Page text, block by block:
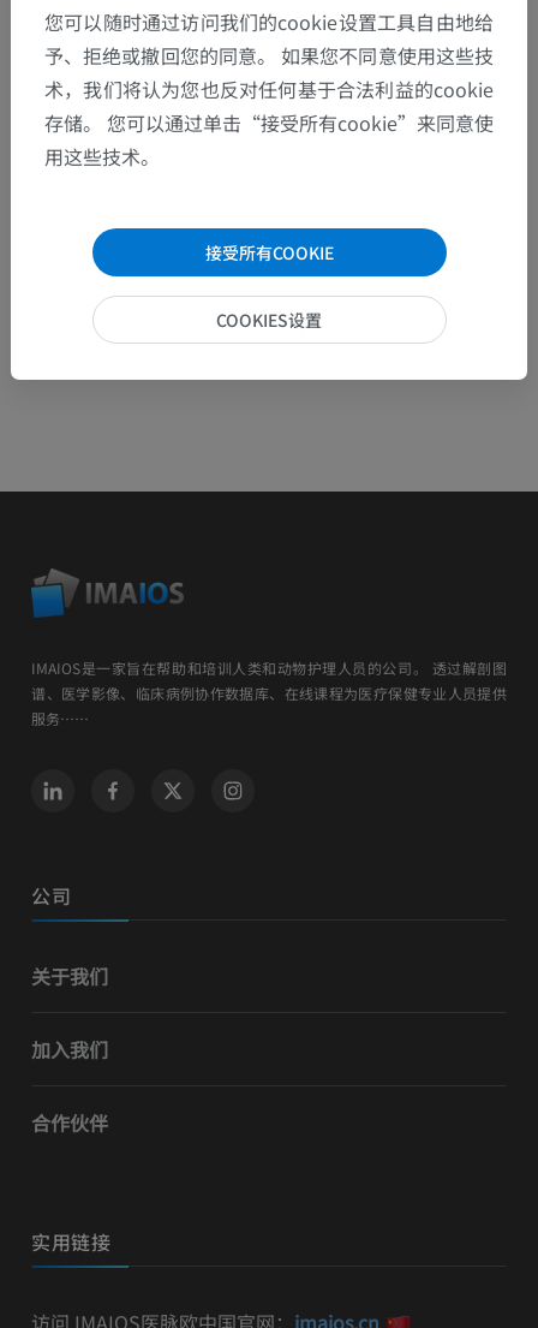
发现错误？
欢迎提出更正、翻译或内容改进的建议。
检举错误
IMAIOS是一家旨在帮助和培训人类和动物护理人员的公司。 透过解剖图
谱、医学影像、临床病例协作数据库、在线课程为医疗保健专业人员提供
服务……
公司
关于我们
加入我们
合作伙伴
实用链接
访问 IMAIOS医脉欧中国官网： imaios.cn
您可以随时通过访问我们的cookie设置工具自由地给
予、拒绝或撤回您的同意。 如果您不同意使用这些技
术，我们将认为您也反对任何基于合法利益的cookie
存储。 您可以通过单击“接受所有cookie”来同意使
用这些技术。
接受所有COOKIE
COOKIES设置